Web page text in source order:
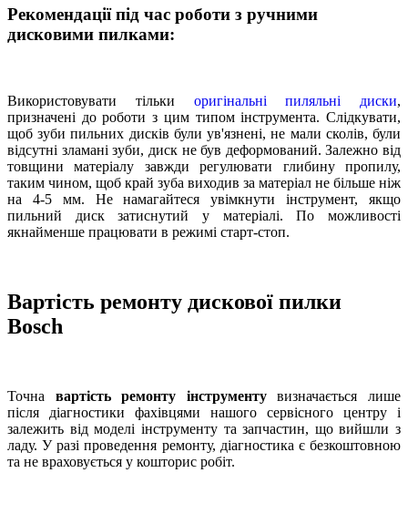
Рекомендації під час роботи з ручними
дисковими пилками:
Використовувати тільки оригінальні пиляльні диски,
призначені до роботи з цим типом інструмента. Слідкувати,
щоб зуби пильних дисків були ув'язнені, не мали сколів, були
відсутні зламані зуби, диск не був деформований. Залежно від
товщини матеріалу завжди регулювати глибину пропилу,
таким чином, щоб край зуба виходив за матеріал не більше ніж
на 4-5 мм. Не намагайтеся увімкнути інструмент, якщо
пильний диск затиснутий у матеріалі. По можливості
якнайменше працювати в режимі старт-стоп.
Вартість ремонту дискової пилки
Bosch
Точна вартість ремонту інструментувизначається лише
після діагностики фахівцями нашого сервісного центру і
залежить від моделі інструменту та запчастин, що вийшли з
ладу. У разі проведення ремонту, діагностика є безкоштовною
та не враховується у кошторис робіт.